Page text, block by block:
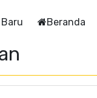
Beranda